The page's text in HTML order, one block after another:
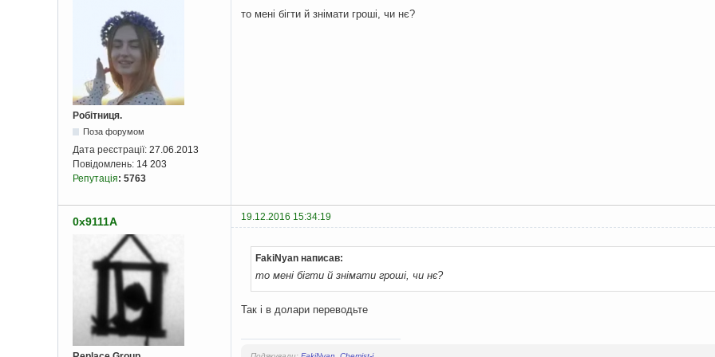
Робітниця.
Поза форумом
Дата реєстрації: 27.06.2013
Повідомлень: 14 203
Репутація: 5763
то мені бігти й знімати гроші, чи нє?
0x9111A 19.12.2016 15:34:19
FakiNyan написав:
то мені бігти й знімати гроші, чи нє?
Так і в долари переводьте